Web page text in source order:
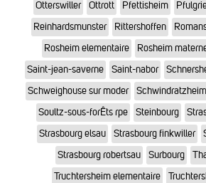
Otterswiller
Ottrott Pfettisheim
Reinhardsmunster
Rittershoffen
Rosheim elementaire
Rosheim
Saint-jean-saverne
Saint-nabor
Schweighouse sur moder
Schwindratzheim
Soultz-sous-forÊts rpe
Steinbourg
Strasbourg elsau
Strasbourg finkwiller
Strasbourg robertsau
Surbourg
Truchtersheim elementaire